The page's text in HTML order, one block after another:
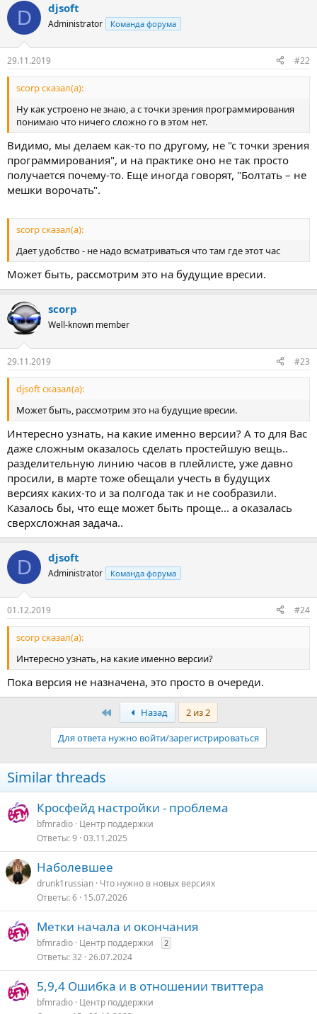
D djsoft
Administrator Команда форума
29.11.2019 #22
scorp сказал(а):
Ну как устроено не знаю, а с точки зрения программирования
понимаю что ничего сложно го в этом нет.
Видимо, мы делаем как-то по другому, не "с точки зрения
программирования", и на практике оно не так просто
получается почему-то. Еще иногда говорят, "Болтать – не
мешки ворочать".
scorp сказал(а):
Дает удобство - не надо всматриваться что там где этот час
Может быть, рассмотрим это на будущие вресии.
scorp
Well-known member
29.11.2019 #23
djsoft сказал(а):
Может быть, рассмотрим это на будущие вресии.
Интересно узнать, на какие именно версии? А то для Вас
даже сложным оказалось сделать простейшую вещь..
разделительную линию часов в плейлисте, уже давно
просили, в марте тоже обещали учесть в будущих
версиях каких-то и за полгода так и не сообразили.
Казалось бы, что еще может быть проще... а оказалась
сверхсложная задача..
D djsoft
Administrator Команда форума
01.12.2019 #24
scorp сказал(а):
Интересно узнать, на какие именно версии?
Пока версия не назначена, это просто в очереди.
ПервыйНазад
2 из 2
Для ответа нужно войти/зарегистрироваться
Similar threads
Кросфейд настройки - проблема
bfmradio Центр поддержки
Ответы 9 03.11.2025
Наболевшее
drunk1russian Что нужно в новых версияx
Ответы 6 15.07.2026
Метки начала и окончания
bfmradio Центр поддержки 2
Ответы 32 26.07.2024
5,9,4 Ошибка и в отношении твиттера
bfmradio Центр поддержки